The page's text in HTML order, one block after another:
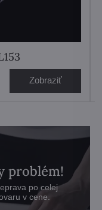
Zobraziť
problém!
po celej
v cene.